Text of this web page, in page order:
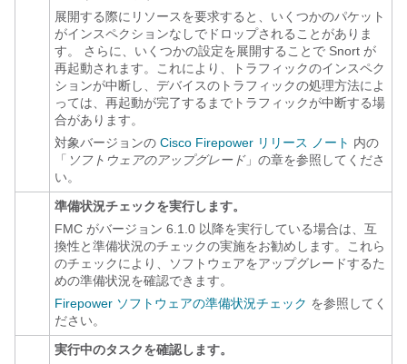
展開する際にリソースを要求すると、いくつかのパケット
がインスペクションなしでドロップされることがありま
す。
さらに、いくつかの設定を展開することで Snort が
再起動されます。これにより、トラフィックのインスペク
ションが中断し、デバイスのトラフィックの処理方法によ
っては、再起動が完了するまでトラフィックが中断する場
合があります。
対象バージョンの Cisco Firepower リリース ノート 内の
「 ソフトウェアのアップグレード」の章を参照してくださ
い。
準備状況チェックを実行します。
FMC がバージョン 6.1.0 以降を実行している場合は、互
換性と準備状況のチェックの実施をお勧めします。これら
のチェックにより、ソフトウェアをアップグレードするた
めの準備状況を確認できます。
Firepower ソフトウェアの準備状況チェック を参照してく
ださい。
実行中のタスクを確認します。